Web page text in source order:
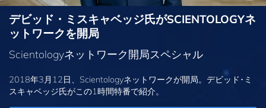
デビッド・ミスキャベッジ氏がSCIENTOLOGYネ
ットワークを開局
Scientologyネットワーク開局スペシャル
2018年3月12日、Scientologyネットワークが開局。デビッド･ミ
スキャベッジ氏がこの1時間特番で紹介。